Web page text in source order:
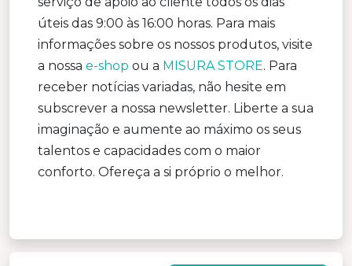
úteis das 9:00 às 16:00 horas. Para mais
informações sobre os nossos produtos, visite
a nossa e-shop ou a MISURA STORE. Para
receber notícias variadas, não hesite em
subscrever a nossa newsletter. Liberte a sua
imaginação e aumente ao máximo os seus
talentos e capacidades com o maior
conforto. Ofereça a si próprio o melhor.